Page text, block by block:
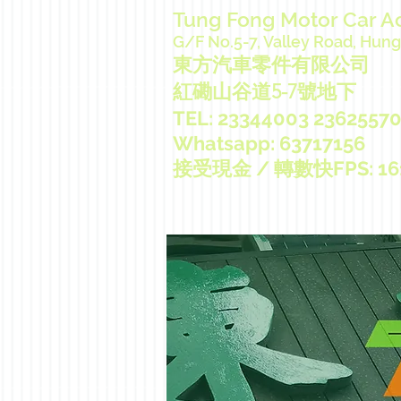
Tung Fong Motor Car
G/F No.5-7, Valley Road,
東方汽車零件有限公司
紅磡山谷道5-7號地下
TEL: 23344003
Whatsapp: 63717156
接受現金 / 轉數快FPS: